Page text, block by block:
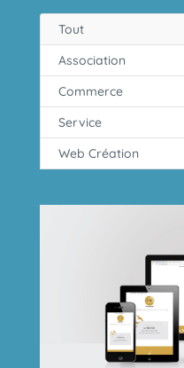
Tout
Association
Commerce
Service
Web Création